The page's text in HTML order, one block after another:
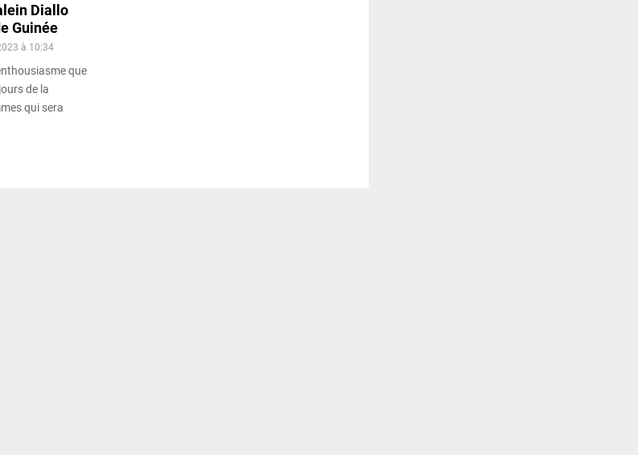
Diallo
Guinée
à 10:34
que
de la
qui sera